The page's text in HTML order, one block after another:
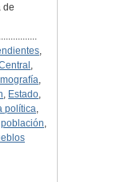
de
,
,
,
, Estado,
política,
población,